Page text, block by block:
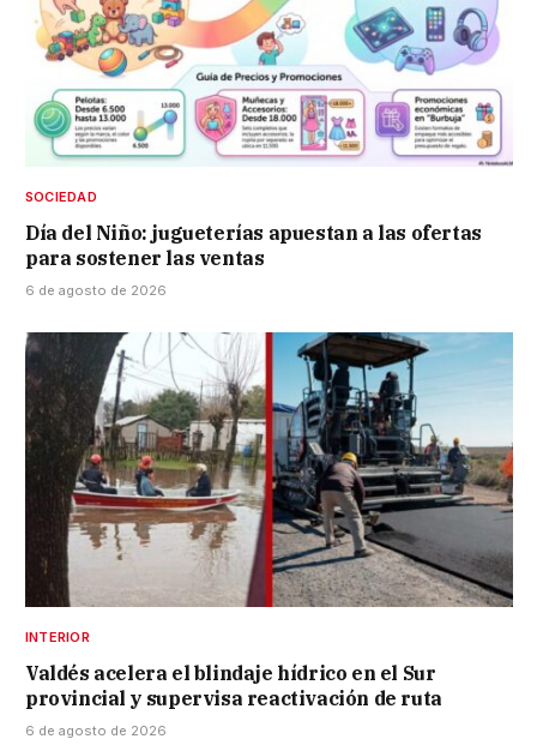
SOCIEDAD
Día del Niño: jugueterías apuestan a las ofertas
para sostener las ventas
6 de agosto de 2026
INTERIOR
Valdés acelera el blindaje hídrico en el Sur
provincial y supervisa reactivación de ruta
6 de agosto de 2026